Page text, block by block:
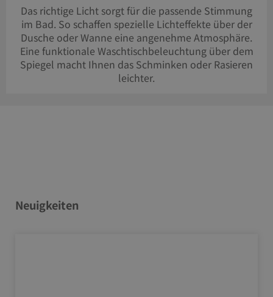
Das richtige Licht sorgt für die passende Stimmung
im Bad. So schaffen spezielle Lichteffekte über der
Dusche oder Wanne eine angenehme Atmosphäre.
Eine funktionale Waschtischbeleuchtung über dem
Spiegel macht Ihnen das Schminken oder Rasieren
leichter.
Neuigkeiten